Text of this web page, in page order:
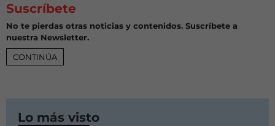
Suscríbete
No te pierdas otras noticias y contenidos. Suscríbete a
nuestra Newsletter.
CONTINÚA
Lo más visto